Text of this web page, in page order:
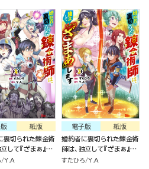
紙版
裏切られた錬金術
して『ざまぁ』し
Y.A
紙版
電子版
婚約者に裏切られた錬金術
師は、独立して『ざまぁ』し
ます（3）
すたひろ Y.A